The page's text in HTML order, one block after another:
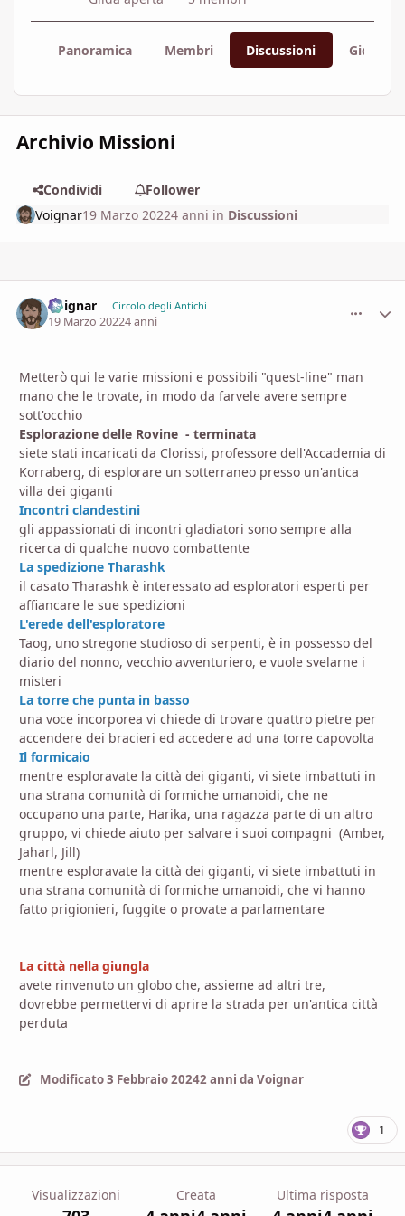
Panoramica Membri Discussioni Gioco
Archivio Missioni
Condividi
Follower
Voignar19 Marzo 20224 anni in Discussioni
Voignar Circolo degli Antichi
19 Marzo 20224 anni
Metterò qui le varie missioni e possibili "quest-line" man
mano che le trovate, in modo da farvele avere sempre
sott'occhio
Esplorazione delle Rovine - terminata
siete stati incaricati da Clorissi, professore dell'Accademia di
Korraberg, di esplorare un sotterraneo presso un'antica
villa dei giganti
Incontri clandestini
gli appassionati di incontri gladiatori sono sempre alla
ricerca di qualche nuovo combattente
La spedizione Tharashk
il casato Tharashk è interessato ad esploratori esperti per
affiancare le sue spedizioni
L'erede dell'esploratore
Taog, uno stregone studioso di serpenti, è in possesso del
diario del nonno, vecchio avventuriero, e vuole svelarne i
misteri
La torre che punta in basso
una voce incorporea vi chiede di trovare quattro pietre per
accendere dei bracieri ed accedere ad una torre capovolta
Il formicaio
mentre esploravate la città dei giganti, vi siete imbattuti in
una strana comunità di formiche umanoidi, che ne
occupano una parte, Harika, una ragazza parte di un altro
gruppo, vi chiede aiuto per salvare i suoi compagni (Amber,
Jaharl, Jill)
mentre esploravate la città dei giganti, vi siete imbattuti in
una strana comunità di formiche umanoidi, che vi hanno
fatto prigionieri, fuggite o provate a parlamentare
La città nella giungla
avete rinvenuto un globo che, assieme ad altri tre,
dovrebbe permettervi di aprire la strada per un'antica città
perduta
Modificato3 Febbraio 20242 anni da Voignar
1
Visualizzazioni Creata Ultima risposta